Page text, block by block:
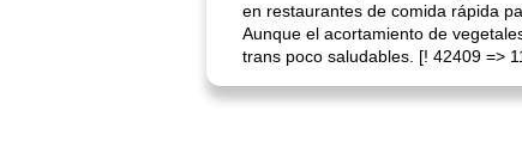
en restaurantes de comida rápida
Aunque el acortamiento de
trans poco saludables. [! 42409 =>